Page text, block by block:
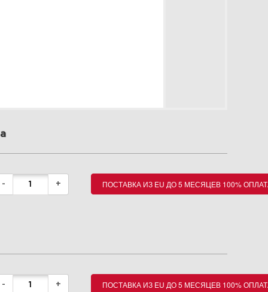
- + ПОСТАВКА ИЗ EU ДО 5 МЕСЯЦЕВ 100%
- + ПОСТАВКА ИЗ EU ДО 5 МЕСЯЦЕВ 100%